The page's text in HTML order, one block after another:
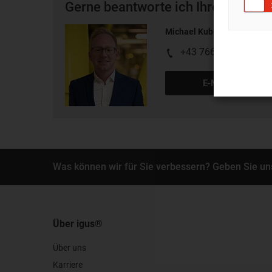
Gerne beantworte ich Ihre Fragen
Michael Kubinger
+43 7662 57763
E-Mail schreiben
Was können wir für Sie verbessern? Geben Sie
Über igus®
Über uns
Karriere